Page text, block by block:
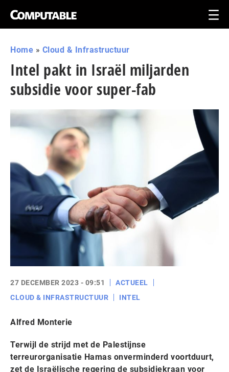
Home » Cloud & Infrastructuur
Intel pakt in Israël miljarden
subsidie voor super-fab
27 DECEMBER 2023 - 09:51
ACTUEEL
CLOUD & INFRASTRUCTUUR
INTEL
Alfred Monterie
Terwijl de strijd met de Palestijnse
terreurorganisatie Hamas onverminderd voortduurt,
zet de Israëlische regering de subsidiekraan voor